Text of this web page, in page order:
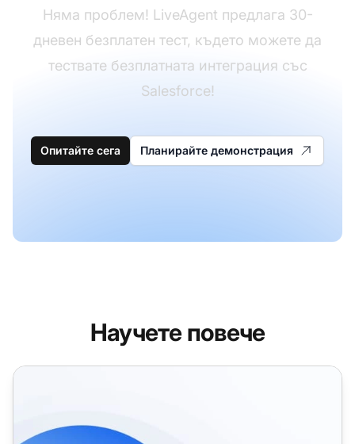
Няма проблем! LiveAgent предлага 30-
дневен безплатен тест, където можете да
тествате безплатната интеграция със
Salesforce!
Опитайте сега Планирайте демонстрация
Научете повече
Интеграции на Help Desk